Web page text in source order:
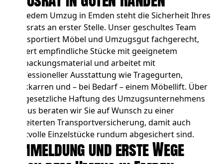
Bei jedem Umzug in Emden steht die Sicherheit Ihres
Hausrats an erster Stelle. Unser geschultes Team
transportiert Möbel und Umzugsgut fachgerecht,
sichert empfindliche Stücke mit geeignetem
Verpackungsmaterial und arbeitet mit
professioneller Ausstattung wie Tragegurten,
Sackkarren und – bei Bedarf – einem Möbellift. Über
die gesetzliche Haftung des Umzugsunternehmens
hinaus beraten wir Sie auf Wunsch zu einer
erweiterten Transportversicherung, damit auch
wertvolle Einzelstücke rundum abgesichert sind.
Ummeldung und erste Wege